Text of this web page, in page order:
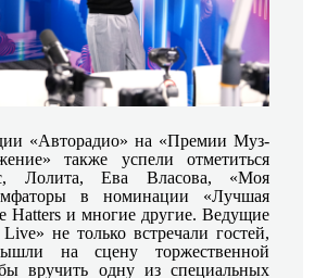
«Авторадио» на «Премии Муз-
также успели отметиться
Лолита, Ева Власова, «Моя
в номинации «Лучшая
Hatters и многие другие. Ведущие
Live» не только встречали гостей,
на сцену торжественной
вручить одну из специальных